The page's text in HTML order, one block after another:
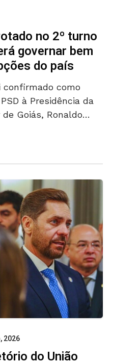
no 2º turno
governar bem
do país
confirmado como
à Presidência da
Goiás, Ronaldo
será
2026
do União